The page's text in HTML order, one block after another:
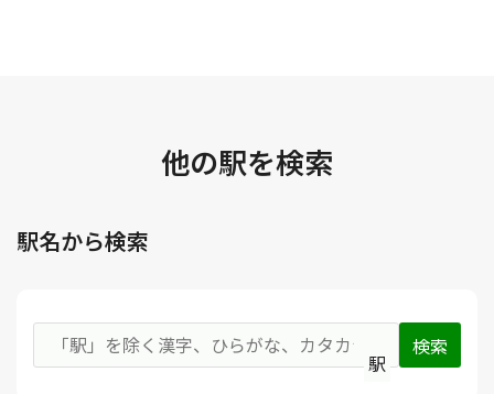
他の駅を検索
駅名から検索
駅